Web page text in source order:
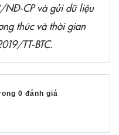
NĐ-CP và gửi dữ liệu
thức và thời gian
TT-BTC.
0 đánh giá